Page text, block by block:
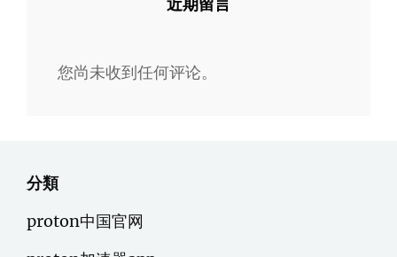
近期留言
您尚未收到任何评论。
分類
proton中国官网